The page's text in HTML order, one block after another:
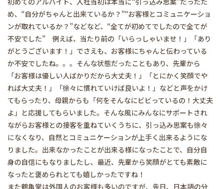
め、“自分がちゃんと出来ているか？”“お客様とコミュニケーショ
ンが取れているか？”などなど、“全てが初めてでしたので全てが
不安でした” 例えば、当たり前の「いらっしゃいませ！」「あり
がとうございます！」でさえも、お客様にちゃんと伝わっている
か不安でしたね。。。そんな状態だったこともあり、先輩から
「お客様は優しい人ばかりだから大丈夫！」「とにかく笑顔でや
れば大丈夫！」「徐々に慣れていけば良いよ！」などと声をかけ
てもらったり、母親からも「何をそんなにビビっているの！大丈夫
よ」と応援してもらいました。そんな風にみんなにサポートされ
ながらお客様との接客を重ねていくうちに、引っ込み思案も徐々
になくなり、自然とコミュニケーションが上手く出来るようにな
りました。出来なかったことが出来る様になったことで、自分自
身の自信にもなりましたし、最近、先輩から笑顔がとても素敵に
なったと褒められとても嬉しかったですね！
また鶴亀堂は外国人のお客様も多いのですが、先日、日本語の分